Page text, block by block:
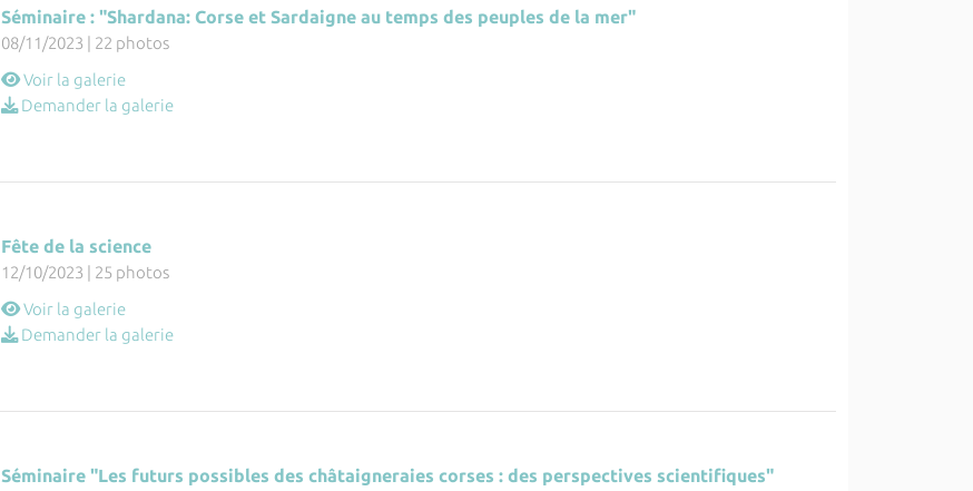
Séminaire : "Shardana: Corse et Sardaigne au temps des peuples de la mer"
08/11/2023 | 22 photos
Voir la galerie
Demander la galerie
Fête de la science
12/10/2023 | 25 photos
Voir la galerie
Demander la galerie
Séminaire "Les futurs possibles des châtaigneraies corses : des perspectives scientifiques"